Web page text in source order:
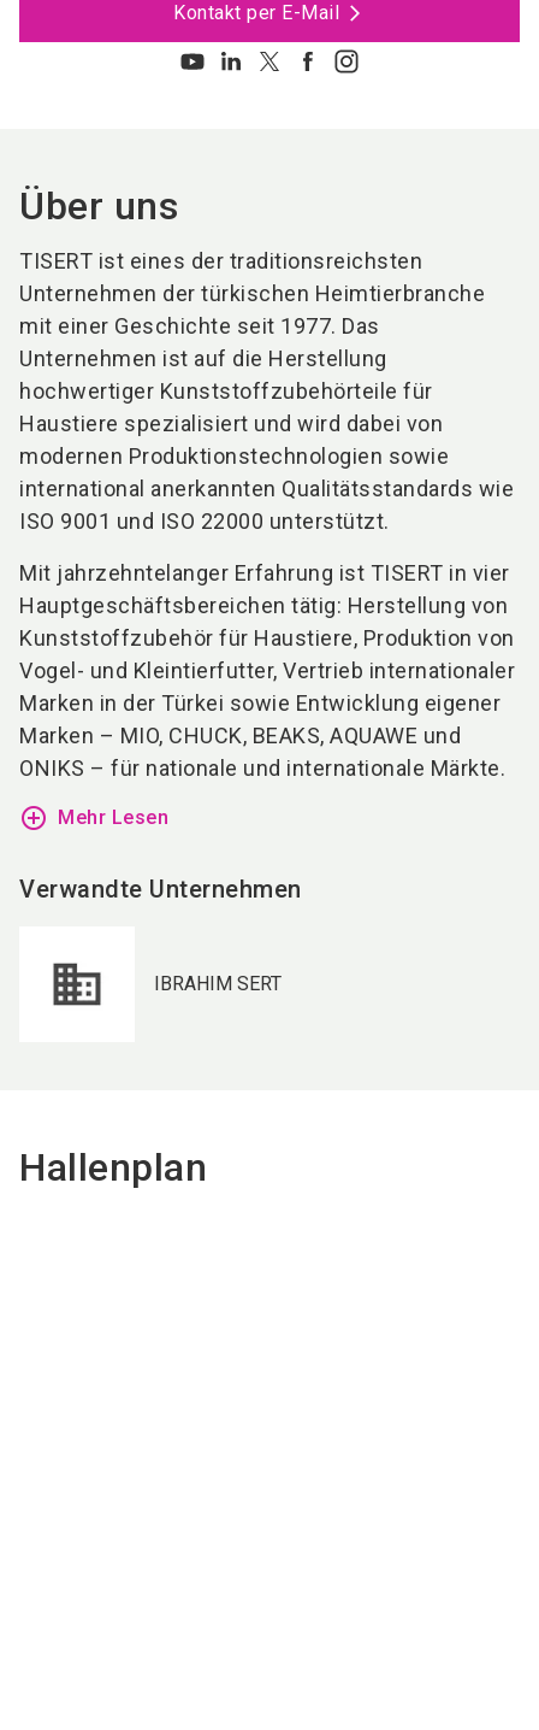
Kontakt per E-Mail
Über uns
TISERT ist eines der traditionsreichsten
Unternehmen der türkischen Heimtierbranche
mit einer Geschichte seit 1977. Das
Unternehmen ist auf die Herstellung
hochwertiger Kunststoffzubehörteile für
Haustiere spezialisiert und wird dabei von
modernen Produktionstechnologien sowie
international anerkannten Qualitätsstandards wie
ISO 9001 und ISO 22000 unterstützt.
Mit jahrzehntelanger Erfahrung ist TISERT in vier
Hauptgeschäftsbereichen tätig: Herstellung von
Kunststoffzubehör für Haustiere, Produktion von
Vogel- und Kleintierfutter, Vertrieb internationaler
Marken in der Türkei sowie Entwicklung eigener
Marken – MIO, CHUCK, BEAKS, AQUAWE und
ONIKS – für nationale und internationale Märkte.
add_circle_outline Mehr Lesen
Verwandte Unternehmen
IBRAHIM SERT
Hallenplan